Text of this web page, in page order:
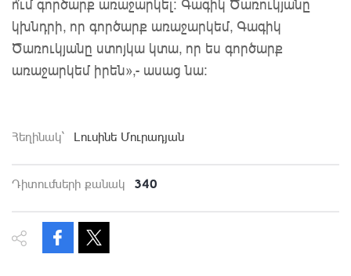
ո՞ւմ գործարք առաջարկել: Գագիկ Ծառուկյանը
կխնդրի, որ գործարք առաջարկեմ, Գագիկ
Ծառուկյանը ստոյկա կտա, որ ես գործարք
առաջարկեմ իրեն»,- ասաց նա:
Հեղինակ` Լուսինե Մուրադյան
Դիտումների քանակ 340